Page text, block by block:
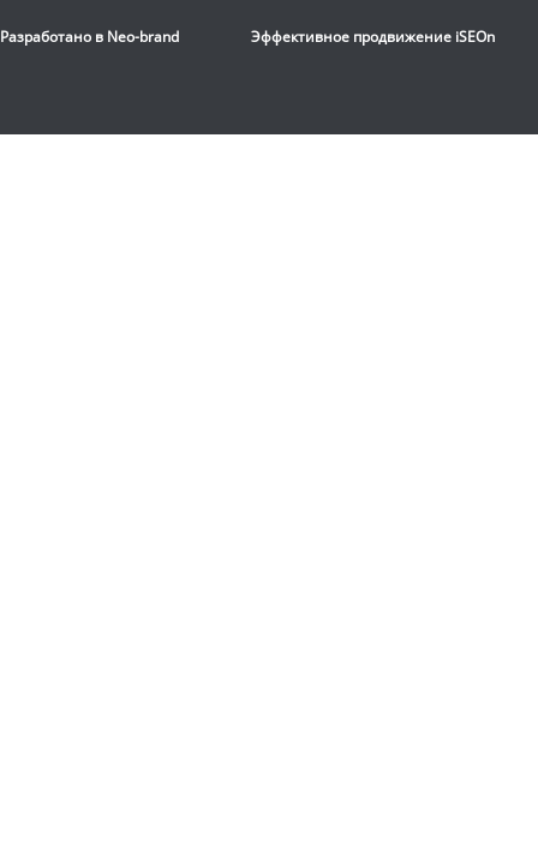
Разработано в Neo-brand Эффективное продвижение iSEOn